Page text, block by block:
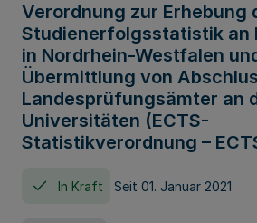
Verordnung zur Erhebung
Studienerfolgsstatistik an
in Nordrhein-Westfalen
Übermittlung von
Landesprüfungsämter an
Universitäten (ECTS-
Statistikverordnung –
In Kraft Seit 01. Januar 2021